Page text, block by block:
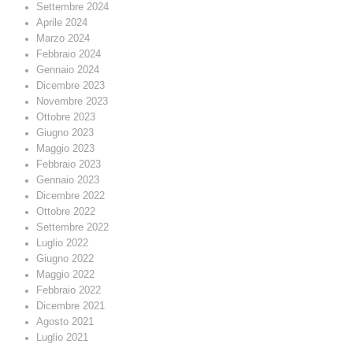
Settembre 2024
Aprile 2024
Marzo 2024
Febbraio 2024
Gennaio 2024
Dicembre 2023
Novembre 2023
Ottobre 2023
Giugno 2023
Maggio 2023
Febbraio 2023
Gennaio 2023
Dicembre 2022
Ottobre 2022
Settembre 2022
Luglio 2022
Giugno 2022
Maggio 2022
Febbraio 2022
Dicembre 2021
Agosto 2021
Luglio 2021